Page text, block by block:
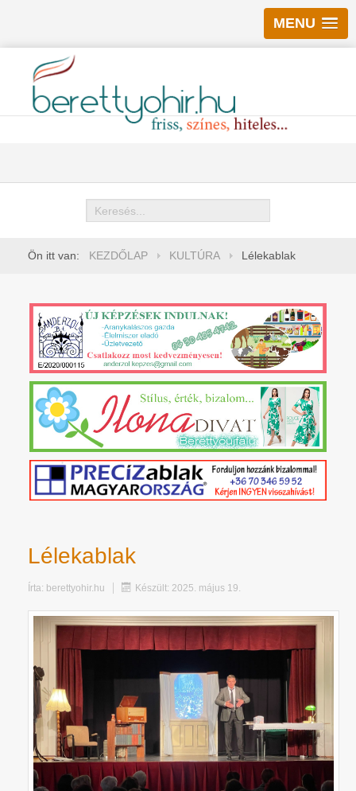
MENU
Keresés
Ön itt van: KEZDŐLAP KULTÚRA Lélekablak
Lélekablak
Írta: berettyohir.hu Készült: 2025. május 19.